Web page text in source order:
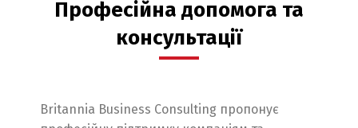
Професійна допомога та
консультації
Britannia Business Consulting пропонує